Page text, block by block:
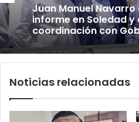
Juan Manuel
informe en Soledad
coordinación con
Noticias relacionadas